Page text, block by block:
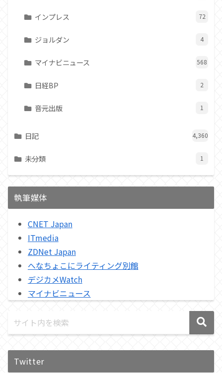
インプレス 72
ジョルダン 4
マイナビニュース 568
日経BP 2
音元出版 1
日記 4,360
未分類 1
執筆媒体
CNET Japan
ITmedia
ZDNet Japan
へなちょこにライティング別館
デジカメWatch
マイナビニュース
Twitter